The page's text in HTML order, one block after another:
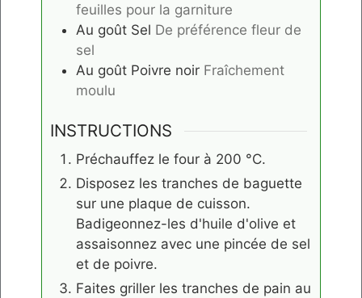
feuilles pour la garniture
Au goût Sel De préférence fleur de
sel
Au goût Poivre noir Fraîchement
moulu
INSTRUCTIONS
Préchauffez le four à 200 °C.
Disposez les tranches de baguette
sur une plaque de cuisson.
Badigeonnez-les d'huile d'olive et
assaisonnez avec une pincée de sel
et de poivre.
Faites griller les tranches de pain au